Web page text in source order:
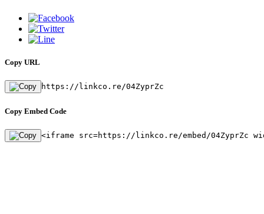
Copy URL
https://linkco.re/04ZyprZc
Copy Embed Code
<iframe src=https://linkco.re/embed/04ZyprZc